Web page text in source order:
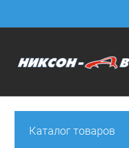
Каталог товаров